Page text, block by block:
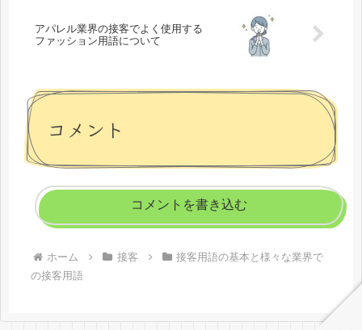
アパレル業界の接客でよく使用する
ファッション用語について
コメント
コメントを書き込む
ホーム 接客
接客用語の基本と様々な業界で
の接客用語